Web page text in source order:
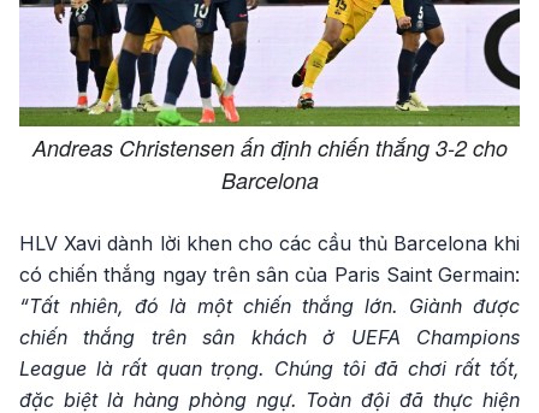
Andreas Christensen ấn định chiến thắng 3-2 cho
Barcelona
HLV Xavi dành lời khen cho các cầu thủ Barcelona khi
có chiến thắng ngay trên sân của Paris Saint Germain:
“Tất nhiên, đó là một chiến thắng lớn. Giành được
chiến thắng trên sân khách ở UEFA Champions
League là rất quan trọng. Chúng tôi đã chơi rất tốt,
đặc biệt là hàng phòng ngự. Toàn đội đã thực hiện